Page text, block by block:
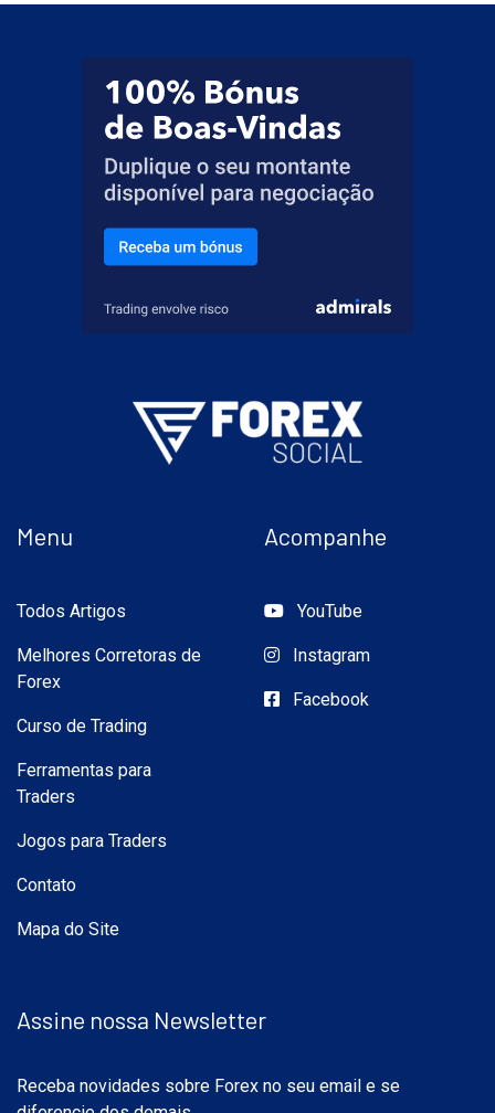
Menu
Todos Artigos
Melhores Corretoras de
Forex
Curso de Trading
Ferramentas para
Traders
Jogos para Traders
Contato
Mapa do Site
Acompanhe
YouTube
Instagram
Facebook
Assine nossa Newsletter
Receba novidades sobre Forex no seu email e se